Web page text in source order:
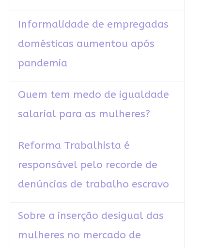
Informalidade de empregadas
domésticas aumentou após
pandemia
Quem tem medo de igualdade
salarial para as mulheres?
Reforma Trabalhista é
responsável pelo recorde de
denúncias de trabalho escravo
Sobre a inserção desigual das
mulheres no mercado de